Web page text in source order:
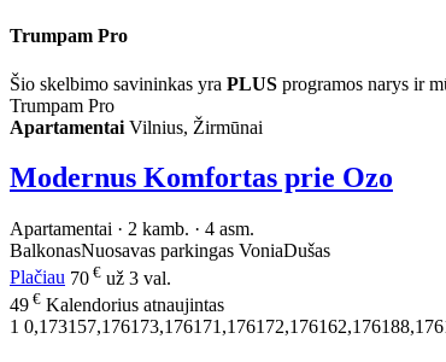
Trumpam Pro
Šio skelbimo savininkas yra PLUS programos narys ir
Trumpam Pro
Apartamentai Vilnius, Žirmūnai
Modernus Komfortas prie Ozo
Apartamentai · 2 kamb. · 4 asm.
BalkonasNuosavas parkingas VoniaDušas
Plačiau 70 € už 3 val.
49 € Kalendorius atnaujintas
1